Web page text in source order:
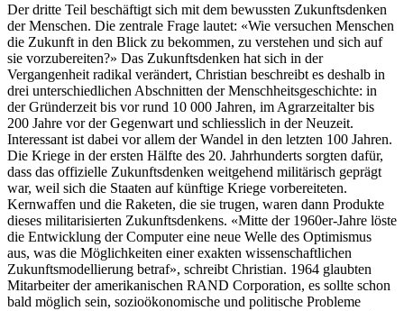
Der dritte Teil beschäftigt sich mit dem bewussten Zukunftsdenken
der Menschen. Die zentrale Frage lautet: «Wie versuchen Menschen
die Zukunft in den Blick zu bekommen, zu verstehen und sich auf
sie vorzubereiten?» Das Zukunftsdenken hat sich in der
Vergangenheit radikal verändert, Christian beschreibt es deshalb in
drei unterschiedlichen Abschnitten der Menschheitsgeschichte: in
der Gründerzeit bis vor rund 10 000 Jahren, im Agrarzeitalter bis
200 Jahre vor der Gegenwart und schliesslich in der Neuzeit.
Interessant ist dabei vor allem der Wandel in den letzten 100 Jahren.
Die Kriege in der ersten Hälfte des 20. Jahrhunderts sorgten dafür,
dass das offizielle Zukunftsdenken weitgehend militärisch geprägt
war, weil sich die Staaten auf künftige Kriege vorbereiteten.
Kernwaffen und die Raketen, die sie trugen, waren dann Produkte
dieses militarisierten Zukunftsdenkens. «Mitte der 1960er-Jahre löste
die Entwicklung der Computer eine neue Welle des Optimismus
aus, was die Möglichkeiten einer exakten wissenschaftlichen
Zukunftsmodellierung betraf», schreibt Christian. 1964 glaubten
Mitarbeiter der amerikanischen RAND Corporation, es sollte schon
bald möglich sein, sozioökonomische und politische Probleme